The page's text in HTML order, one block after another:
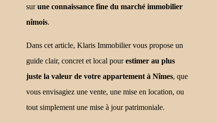
surune connaissance fine du marché immobilier
nîmois.
Dans cet article, Klaris Immobilier vous propose un
guide clair, concret et local pourestimer au plus
juste la valeur de votre appartement à Nîmes, que
vous envisagiez une vente, une mise en location, ou
tout simplement une mise à jour patrimoniale.